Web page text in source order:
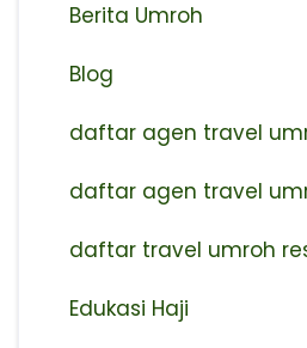
Berita Umroh
Blog
daftar agen travel
⁠daftar agen travel
daftar travel umroh
Edukasi Haji